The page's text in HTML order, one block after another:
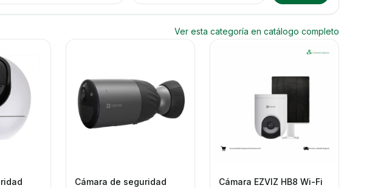
Ver esta categoría en catálogo completo
Cámara de seguridad
Cámara EZVIZ HB8 Wi-Fi